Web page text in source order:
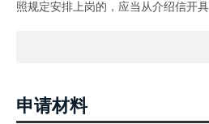
照规定安排上岗的，应当从介绍信开
申请材料